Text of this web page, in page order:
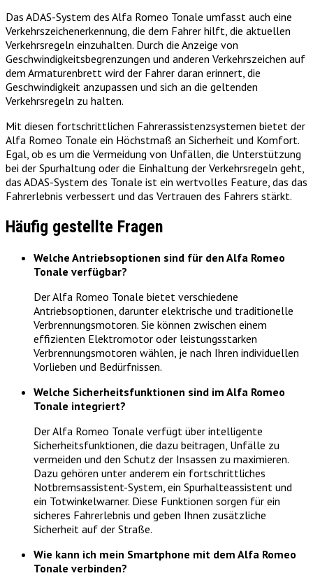
Das ADAS-System des Alfa Romeo Tonale umfasst auch eine
Verkehrszeichenerkennung, die dem Fahrer hilft, die aktuellen
Verkehrsregeln einzuhalten. Durch die Anzeige von
Geschwindigkeitsbegrenzungen und anderen Verkehrszeichen auf
dem Armaturenbrett wird der Fahrer daran erinnert, die
Geschwindigkeit anzupassen und sich an die geltenden
Verkehrsregeln zu halten.
Mit diesen fortschrittlichen Fahrerassistenzsystemen bietet der
Alfa Romeo Tonale ein Höchstmaß an Sicherheit und Komfort.
Egal, ob es um die Vermeidung von Unfällen, die Unterstützung
bei der Spurhaltung oder die Einhaltung der Verkehrsregeln geht,
das ADAS-System des Tonale ist ein wertvolles Feature, das das
Fahrerlebnis verbessert und das Vertrauen des Fahrers stärkt.
Häufig gestellte Fragen
Welche Antriebsoptionen sind für den Alfa Romeo
Tonale verfügbar?
Der Alfa Romeo Tonale bietet verschiedene
Antriebsoptionen, darunter elektrische und traditionelle
Verbrennungsmotoren. Sie können zwischen einem
effizienten Elektromotor oder leistungsstarken
Verbrennungsmotoren wählen, je nach Ihren individuellen
Vorlieben und Bedürfnissen.
Welche Sicherheitsfunktionen sind im Alfa Romeo
Tonale integriert?
Der Alfa Romeo Tonale verfügt über intelligente
Sicherheitsfunktionen, die dazu beitragen, Unfälle zu
vermeiden und den Schutz der Insassen zu maximieren.
Dazu gehören unter anderem ein fortschrittliches
Notbremsassistent-System, ein Spurhalteassistent und
ein Totwinkelwarner. Diese Funktionen sorgen für ein
sicheres Fahrerlebnis und geben Ihnen zusätzliche
Sicherheit auf der Straße.
Wie kann ich mein Smartphone mit dem Alfa Romeo
Tonale verbinden?